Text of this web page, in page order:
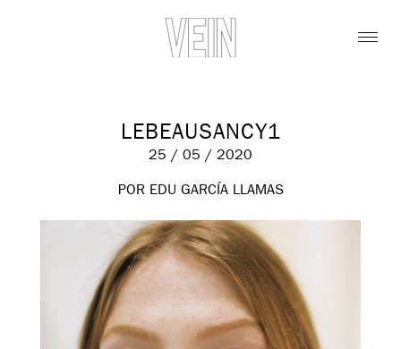
LEBEAUSANCY1
25 / 05 / 2020
POR EDU GARCÍA LLAMAS